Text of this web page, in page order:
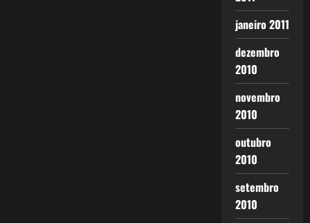
janeiro 2011
dezembro
2010
novembro
2010
outubro
2010
setembro
2010